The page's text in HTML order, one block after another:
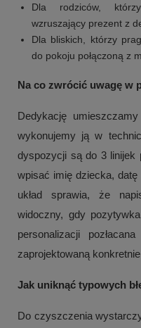
Dla rodziców,
wzruszający prezent z
Dla bliskich, którzy
do pokoju połączoną z
Na co zwrócić uwagę w
Dedykację
wykonujemy ją w
dyspozycji są do 3 linijek
wpisać imię dziecka,
układ sprawia, że
widoczny, gdy
personalizacji
zaprojektowaną
Jak uniknąć typowych
Do czyszczenia